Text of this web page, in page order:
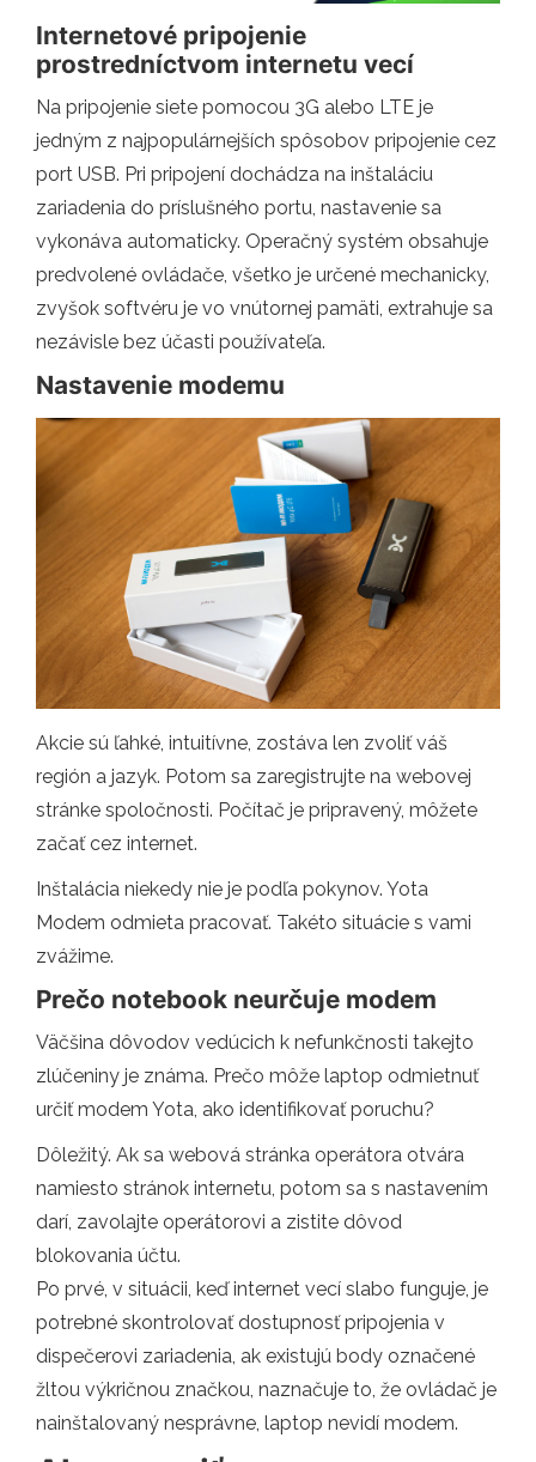
Internetové pripojenie
prostredníctvom internetu vecí
Na pripojenie siete pomocou 3G alebo LTE je
jedným z najpopulárnejších spôsobov pripojenie cez
port USB. Pri pripojení dochádza na inštaláciu
zariadenia do príslušného portu, nastavenie sa
vykonáva automaticky. Operačný systém obsahuje
predvolené ovládače, všetko je určené mechanicky,
zvyšok softvéru je vo vnútornej pamäti, extrahuje sa
nezávisle bez účasti používateľa.
Nastavenie modemu
Akcie sú ľahké, intuitívne, zostáva len zvoliť váš
región a jazyk. Potom sa zaregistrujte na webovej
stránke spoločnosti. Počítač je pripravený, môžete
začať cez internet.
Inštalácia niekedy nie je podľa pokynov. Yota
Modem odmieta pracovať. Takéto situácie s vami
zvážime.
Prečo notebook neurčuje modem
Väčšina dôvodov vedúcich k nefunkčnosti takejto
zlúčeniny je známa. Prečo môže laptop odmietnuť
určiť modem Yota, ako identifikovať poruchu?
Dôležitý. Ak sa webová stránka operátora otvára
namiesto stránok internetu, potom sa s nastavením
darí, zavolajte operátorovi a zistite dôvod
blokovania účtu.
Po prvé, v situácii, keď internet vecí slabo funguje, je
potrebné skontrolovať dostupnosť pripojenia v
dispečerovi zariadenia, ak existujú body označené
žltou výkričnou značkou, naznačuje to, že ovládač je
nainštalovaný nesprávne, laptop nevidí modem.